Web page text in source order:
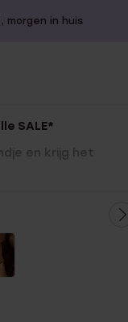
morgen in huis
SALE*
en krijg het